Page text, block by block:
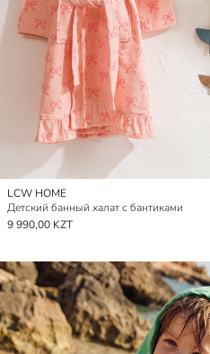
LCW HOME
Детский банный халат с бантиками
9 990,00 KZT